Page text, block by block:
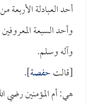
أحد العبادلة
وأحد السبعة
وآله وسلم.
[قالتحفصة].
هي: أم المؤمنين رضي